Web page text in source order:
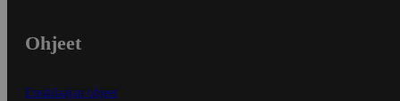
Ohjeet
Ensitilaajan ohjeet